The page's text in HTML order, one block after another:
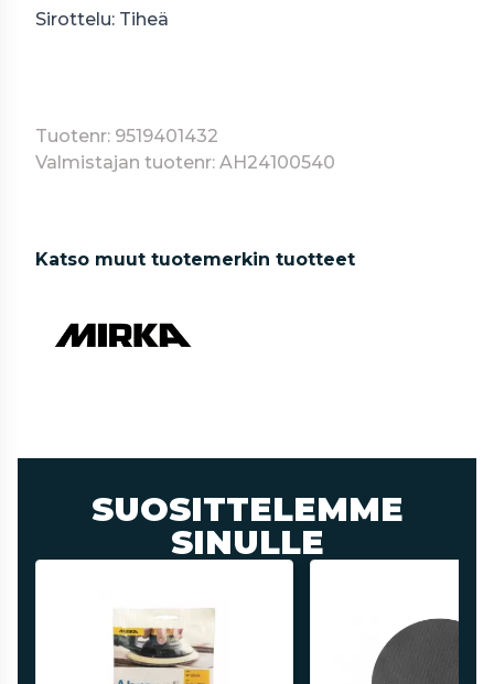
Sirottelu: Tiheä
Tuotenr: 9519401432
Valmistajan tuotenr: AH24100540
Katso muut tuotemerkin tuotteet
SUOSITTELEMME
SINULLE